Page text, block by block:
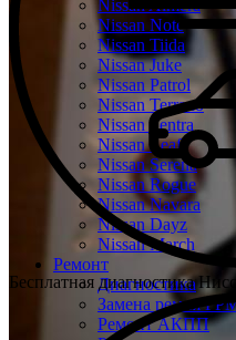
Nissan Almera
Nissan Note
Nissan Tiida
Nissan Juke
Nissan Patrol
Nissan Terrano
Nissan Sentra
Nissan Leaf
Nissan Serena
Nissan Rogue
Nissan Navara
Nissan Dayz
Nissan March
Ремонт
Диагностика
Замена ремня
Ремонт АКПП
Бесплатная диагностика